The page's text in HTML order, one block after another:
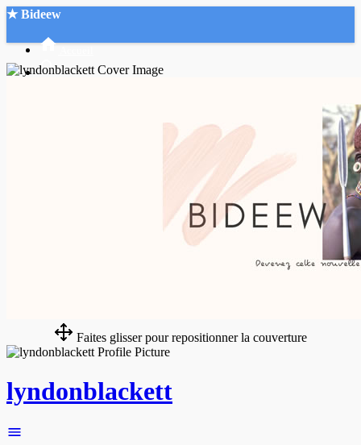
★ Bideew
Faites glisser pour repositionner la couverture
lyndonblackett